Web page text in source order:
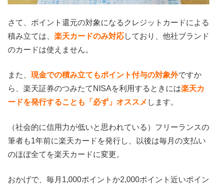
さて、ポイント還元の対象になるクレジットカードによる
積み立ては、 楽天カードのみ対応しており、他社ブランド
のカードは使えません。
また、 現金での積み立てもポイント付与の対象外ですか
ら、楽天証券のつみたてNISAを利用するときには楽天カ
ードを発行することも「必ず」オススメ します。
（社会的に信用力が低いと思われている）フリーランスの
筆者も1年前に楽天カードを発行し、以後は毎月の支払い
のほぼ全てを楽天カードに変更。
おかげで、毎月1,000ポイントか2,000ポイント近いポイン